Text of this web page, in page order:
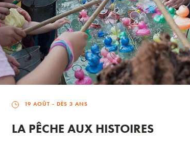
19 AOÛT - DÈS 3 ANS
LA PÊCHE AUX HISTOIRES